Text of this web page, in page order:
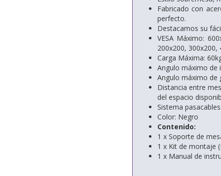
Fabricado con
perfecto.
Destacamos su
VESA Máximo:
200x200,
Carga Máxima:
Angulo máximo de
Angulo máximo de
Distancia entre
del espacio
Sistema
Color: Negro
Contenido:
1 x Soporte de
1 x Kit de montaje
1 x Manual de